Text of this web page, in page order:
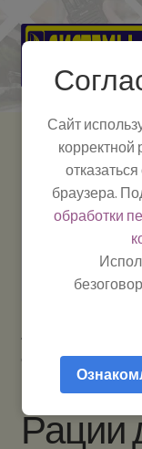
Перейти
навигации
Перейти
содержимому
Как пользоваться
Полезная
Мой аккаунт
Системы
г. Красноярск,
Работаем:Пн-
10:00–18:00
строителей /
Рации
Сайт
браузера.
обработки